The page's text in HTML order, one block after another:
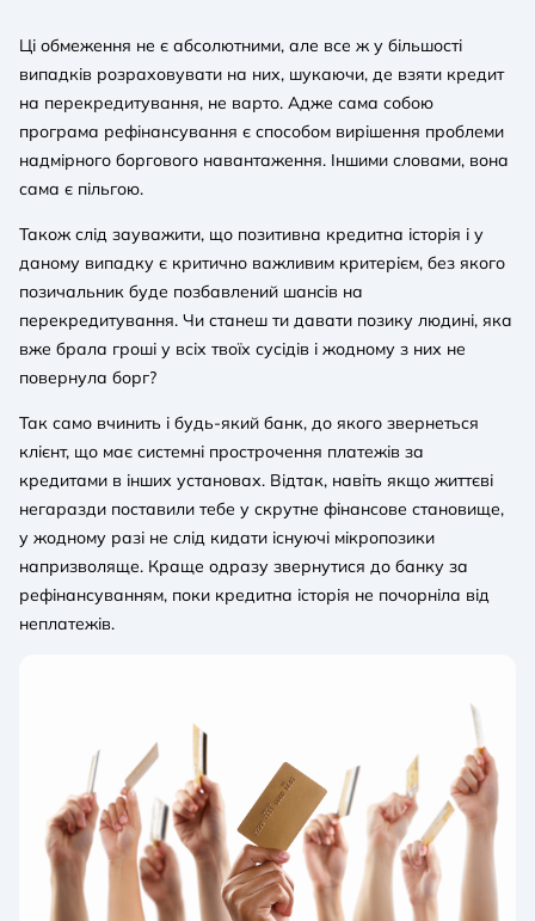
Ці обмеження не є абсолютними, але все ж у більшості
випадків розраховувати на них, шукаючи, де взяти кредит
на перекредитування, не варто. Адже сама собою
програма рефінансування є способом вирішення проблеми
надмірного боргового навантаження. Іншими словами, вона
сама є пільгою.
Також слід зауважити, що позитивна кредитна історія і у
даному випадку є критично важливим критерієм, без якого
позичальник буде позбавлений шансів на
перекредитування. Чи станеш ти давати позику людині, яка
вже брала гроші у всіх твоїх сусідів і жодному з них не
повернула борг?
Так само вчинить і будь-який банк, до якого звернеться
клієнт, що має системні прострочення платежів за
кредитами в інших установах. Відтак, навіть якщо життєві
негаразди поставили тебе у скрутне фінансове становище,
у жодному разі не слід кидати існуючі мікропозики
напризволяще. Краще одразу звернутися до банку за
рефінансуванням, поки кредитна історія не почорніла від
неплатежів.